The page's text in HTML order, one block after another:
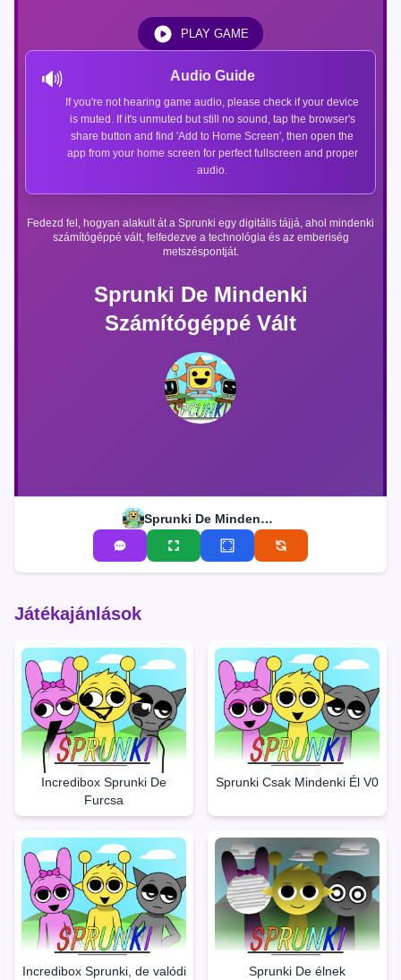
Sprunki De Mindenki
Számítógéppé Vált
Fedezd fel, hogyan alakult át a Sprunki egy digitális tájjá, ahol mindenki
számítógéppé vált, felfedezve a technológia és az emberiség
metszéspontját.
🔊 Audio Guide
If you're not hearing game audio, please check if your device
is muted. If it's unmuted but still no sound, tap the browser's
share button and find 'Add to Home Screen', then open the
app from your home screen for perfect fullscreen and proper
audio.
PLAY GAME
Sprunki De Mindenki Számítógéppé Vált
Játékajánlások
Incredibox Sprunki De
Furcsa
Sprunki Csak Mindenki Él V0
Incredibox Sprunki, de valódi
Sprunki De élnek